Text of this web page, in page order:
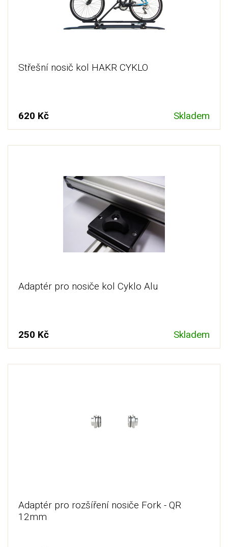
Střešní nosič kol HAKR CYKLO
620 Kč Skladem
Adaptér pro nosiče kol Cyklo Alu
250 Kč Skladem
Adaptér pro rozšíření nosiče Fork - QR
12mm